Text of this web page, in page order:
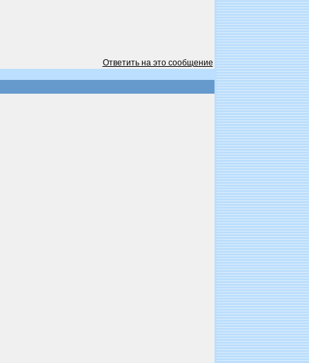
Ответить на это сообщение